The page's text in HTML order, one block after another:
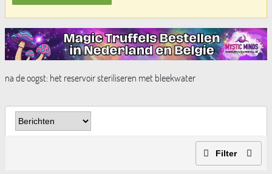
na de oogst: het reservoir steriliseren met bleekwater
Filter